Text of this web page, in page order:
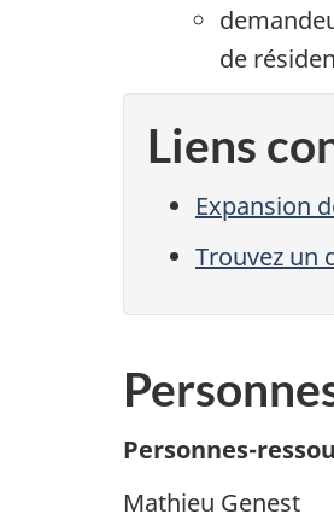
de
Liens
Expansion
Trouvez un
Personnes-
Mathieu Genest